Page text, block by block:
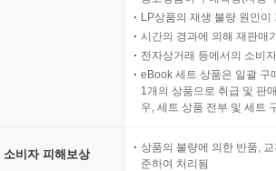
LP상품의 재생 불량 원인
시간의 경과에 의해 재판매
전자상거래 등에서의 소비
eBook 세트 상품은 일괄 구
1개의 상품으로 취급 및 판
우, 세트 상품 전부 및 세트
소비자 피해보상
상품의 불량에 의한 반품,
준하여 처리됨